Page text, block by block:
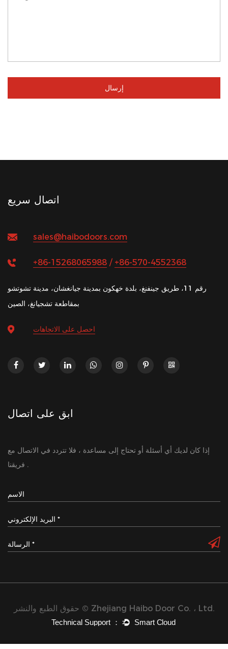
اتصال سريع
sales@haibodoors.com
+86-15268065988 / +86-570-4552368
رقم 11، طريق جينفنغ، بلدة خهكون بمدينة جيانغشان، مدينة تشوتشو
بمقاطعة تشجيانغ، الصين
احصل على الاتجاهات
ابق على اتصال
إذا كان لديك أي أسئلة أو تحتاج إلى مساعدة ، فلا تتردد في الاتصال مع
فريقنا .
حقوق الطبع والنشر © Zhejiang Haibo Door Co. ، Ltd.